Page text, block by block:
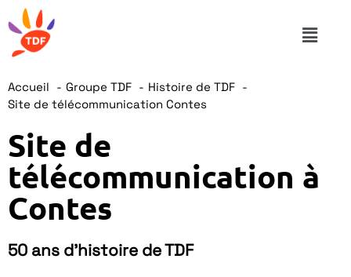
Accueil Groupe TDF
Histoire de TDF
Site de télécommunication Contes
Site de
télécommunication à
Contes
50 ans d'histoire de TDF